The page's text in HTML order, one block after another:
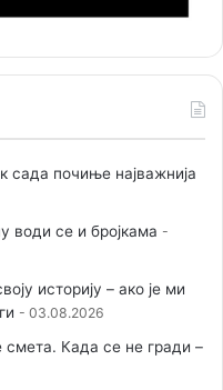
сада почиње најважнија
води се и бројкама
историју – ако је ми
03.08.2026
смета. Када се не гради –